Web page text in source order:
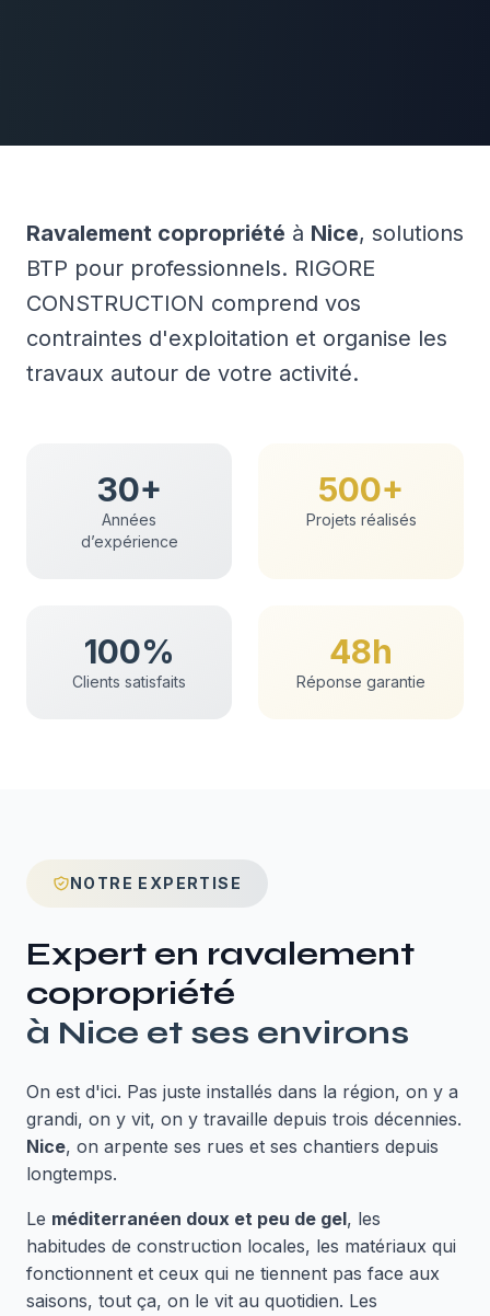
Ravalement copropriété à Nice, solutions
BTP pour professionnels. RIGORE
CONSTRUCTION comprend vos
contraintes d'exploitation et organise les
travaux autour de votre activité.
30+
Années
d’expérience
500+
Projets réalisés
100%
Clients satisfaits
48h
Réponse garantie
NOTRE EXPERTISE
Expert en ravalement
copropriété
à Nice et ses environs
On est d'ici. Pas juste installés dans la région, on y a
grandi, on y vit, on y travaille depuis trois décennies.
Nice, on arpente ses rues et ses chantiers depuis
longtemps.
Le méditerranéen doux et peu de gel, les
habitudes de construction locales, les matériaux qui
fonctionnent et ceux qui ne tiennent pas face aux
saisons, tout ça, on le vit au quotidien. Les